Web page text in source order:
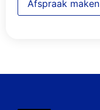
Afspraak maken